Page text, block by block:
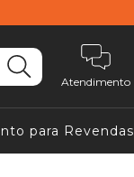
Atendimento
para Revendas